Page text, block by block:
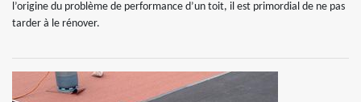
l’origine du problème de performance d’un toit, il est primordial de ne pas
tarder à le rénover.